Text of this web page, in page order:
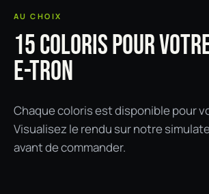
AU CHOIX
15 COLORIS POUR
E-TRON
Chaque coloris est disponible pour
Visualisez le rendu sur notre
avant de commander.